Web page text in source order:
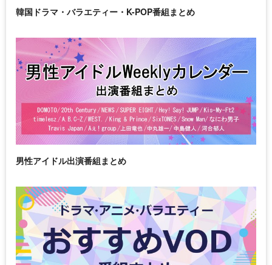
韓国ドラマ・バラエティー・K-POP番組まとめ
男性アイドル出演番組まとめ